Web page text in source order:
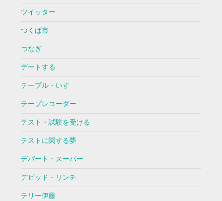
ツイッター
つくば市
つなぎ
デートする
テーブル・いす
テープレコーダー
テスト・試験を受ける
テストに関する夢
デパート・スーパー
デビッド・リンチ
テリー伊藤